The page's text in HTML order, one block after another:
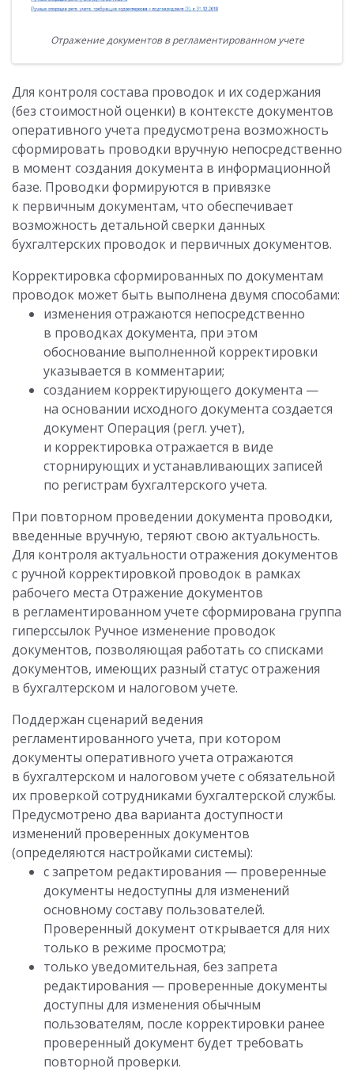
Отражение документов в регламентированном учете
Для контроля состава проводок и их содержания
(без стоимостной оценки) в контексте документов
оперативного учета предусмотрена возможность
сформировать проводки вручную непосредственно
в момент создания документа в информационной
базе. Проводки формируются в привязке
к первичным документам, что обеспечивает
возможность детальной сверки данных
бухгалтерских проводок и первичных документов.
Корректировка сформированных по документам
проводок может быть выполнена двумя способами:
изменения отражаются непосредственно
в проводках документа, при этом
обоснование выполненной корректировки
указывается в комментарии;
созданием корректирующего документа —
на основании исходного документа создается
документ Операция (регл. учет),
и корректировка отражается в виде
сторнирующих и устанавливающих записей
по регистрам бухгалтерского учета.
При повторном проведении документа проводки,
введенные вручную, теряют свою актуальность.
Для контроля актуальности отражения документов
с ручной корректировкой проводок в рамках
рабочего места Отражение документов
в регламентированном учете сформирована группа
гиперссылок Ручное изменение проводок
документов, позволяющая работать со списками
документов, имеющих разный статус отражения
в бухгалтерском и налоговом учете.
Поддержан сценарий ведения
регламентированного учета, при котором
документы оперативного учета отражаются
в бухгалтерском и налоговом учете с обязательной
их проверкой сотрудниками бухгалтерской службы.
Предусмотрено два варианта доступности
изменений проверенных документов
(определяются настройками системы):
с запретом редактирования — проверенные
документы недоступны для изменений
основному составу пользователей.
Проверенный документ открывается для них
только в режиме просмотра;
только уведомительная, без запрета
редактирования — проверенные документы
доступны для изменения обычным
пользователям, после корректировки ранее
проверенный документ будет требовать
повторной проверки.